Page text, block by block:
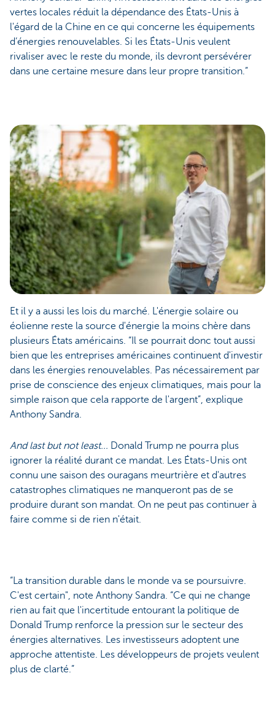
vertes locales réduit la dépendance des États-Unis à
l'égard de la Chine en ce qui concerne les équipements
d’énergies renouvelables. Si les États-Unis veulent
rivaliser avec le reste du monde, ils devront persévérer
dans une certaine mesure dans leur propre transition.”
Et il y a aussi les lois du marché. L'énergie solaire ou
éolienne reste la source d'énergie la moins chère dans
plusieurs États américains. “Il se pourrait donc tout aussi
bien que les entreprises américaines continuent d'investir
dans les énergies renouvelables. Pas nécessairement par
prise de conscience des enjeux climatiques, mais pour la
simple raison que cela rapporte de l'argent”, explique
Anthony Sandra.
And last but not least... Donald Trump ne pourra plus
ignorer la réalité durant ce mandat. Les États-Unis ont
connu une saison des ouragans meurtrière et d'autres
catastrophes climatiques ne manqueront pas de se
produire durant son mandat. On ne peut pas continuer à
faire comme si de rien n'était.
“La transition durable dans le monde va se poursuivre.
C'est certain", note Anthony Sandra. “Ce qui ne change
rien au fait que l'incertitude entourant la politique de
Donald Trump renforce la pression sur le secteur des
énergies alternatives. Les investisseurs adoptent une
approche attentiste. Les développeurs de projets veulent
plus de clarté.”